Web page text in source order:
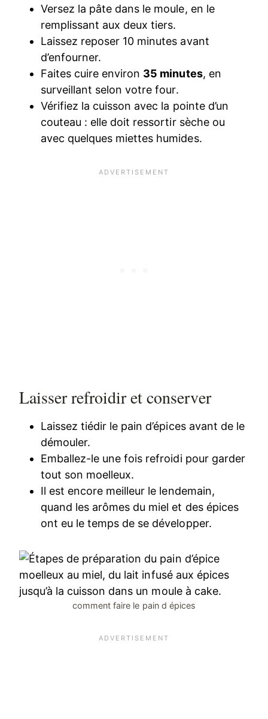
Versez la pâte dans le moule, en le
remplissant aux deux tiers.
Laissez reposer 10 minutes avant
d’enfourner.
Faites cuire environ 35 minutes, en
surveillant selon votre four.
Vérifiez la cuisson avec la pointe d’un
couteau : elle doit ressortir sèche ou
avec quelques miettes humides.
Laisser refroidir et conserver
Laissez tiédir le pain d’épices avant de le
démouler.
Emballez-le une fois refroidi pour garder
tout son moelleux.
Il est encore meilleur le lendemain,
quand les arômes du miel et des épices
ont eu le temps de se développer.
comment faire le pain d épices